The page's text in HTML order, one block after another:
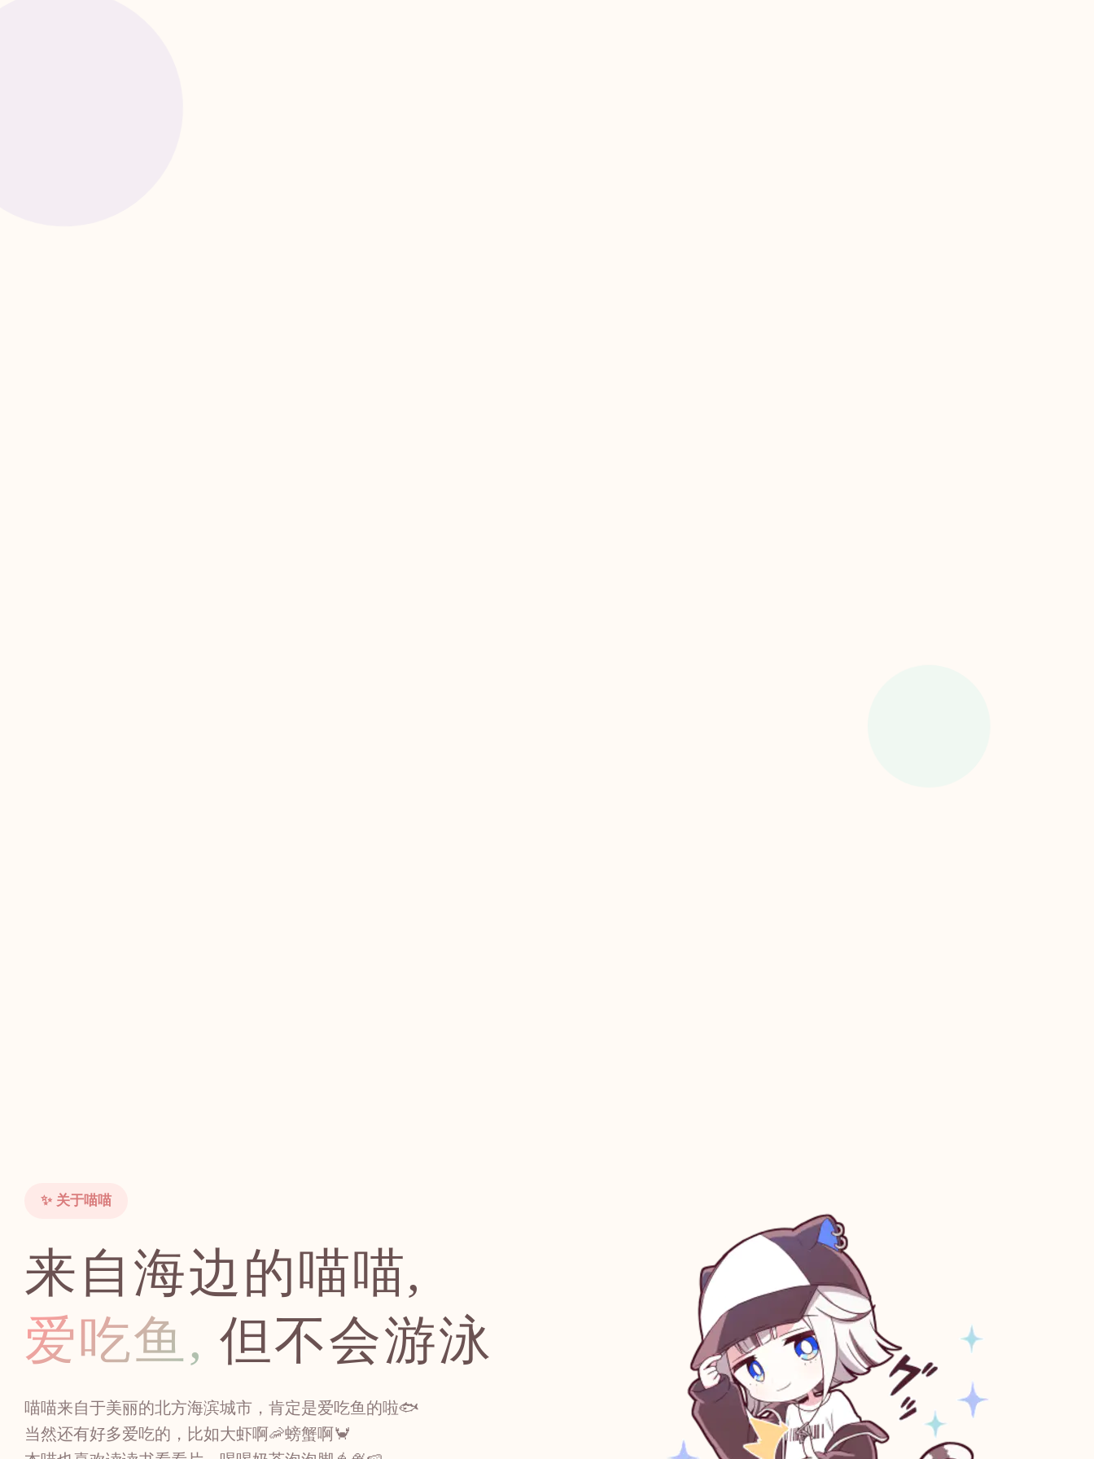
✨ 关于喵喵
来自海边的喵喵,
爱吃鱼, 但不会游泳
喵喵来自于美丽的北方海滨城市，肯定是爱吃鱼的啦🐟️
当然还有好多爱吃的，比如大虾啊🦐螃蟹啊🦀